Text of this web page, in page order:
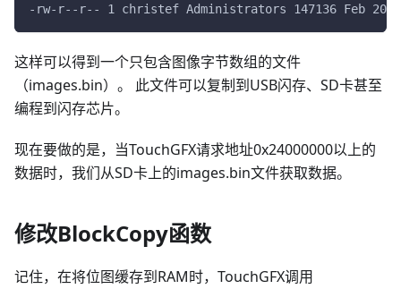
-rw-r--r-- 1 christef Administrators 147136 Feb 20
这样可以得到一个只包含图像字节数组的文件
（images.bin）。 此文件可以复制到USB闪存、SD卡甚至
编程到闪存芯片。
现在要做的是，当TouchGFX请求地址0x24000000以上的
数据时，我们从SD卡上的images.bin文件获取数据。
修改BlockCopy函数
记住，在将位图缓存到RAM时，TouchGFX调用